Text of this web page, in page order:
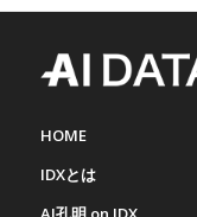
HOME
IDXとは